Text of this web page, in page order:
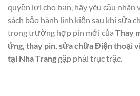
quyền lợi cho bạn, hãy yêu cầu nhân
sách bảo hành linh kiện sau khi sửa
trong trường hợp pin mới của Thay
ứng, thay pin, sửa chữa Điện thoại
tại Nha Trang gặp phải trục trặc.